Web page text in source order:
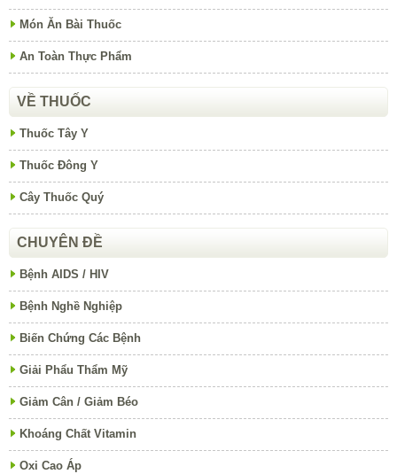
Món Ăn Bài Thuốc
An Toàn Thực Phẩm
VỀ THUỐC
Thuốc Tây Y
Thuốc Đông Y
Cây Thuốc Quý
CHUYÊN ĐỀ
Bệnh AIDS / HIV
Bệnh Nghề Nghiệp
Biến Chứng Các Bệnh
Giải Phẩu Thẩm Mỹ
Giảm Cân / Giảm Béo
Khoáng Chất Vitamin
Oxi Cao Áp